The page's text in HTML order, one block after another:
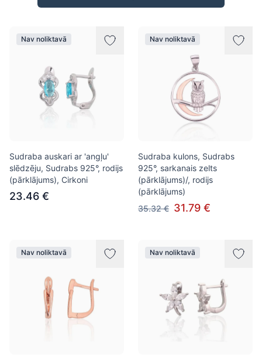
Nav noliktavā
Sudraba auskari ar 'angļu'
slēdzēju, Sudrabs 925°, rodijs
(pārklājums), Cirkoni
23.46 €
Nav noliktavā
Sudraba kulons, Sudrabs
925°, sarkanais zelts
(pārklājums)/, rodijs
(pārklājums)
35.32 € 31.79 €
Nav noliktavā Nav noliktavā